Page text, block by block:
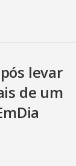
levar
de um